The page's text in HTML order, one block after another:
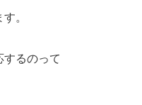
。
するのって